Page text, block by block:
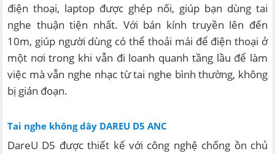
điện thoại, laptop được ghép nối, giúp bạn dùng tai
nghe thuận tiện nhất. Với bán kính truyền lên đến
10m, giúp người dùng có thể thoải mái để điện thoại ở
một nơi trong khi vẫn đi loanh quanh tầng lầu để làm
việc mà vẫn nghe nhạc từ tai nghe bình thường, không
bị gián đoạn.
Tai nghe không dây DAREU D5 ANC
DareU D5 được thiết kế với công nghệ chống ồn chủ